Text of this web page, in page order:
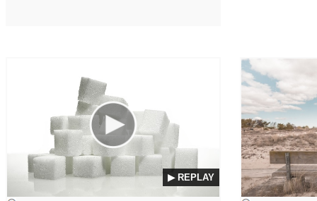
▶ REPLAY